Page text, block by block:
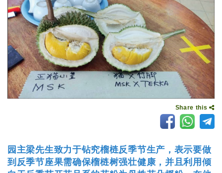
Share this
园主梁先生致力于钻究榴梿反季节生产，表示要做
到反季节座果需确保榴梿树强壮健康，并且利用倾